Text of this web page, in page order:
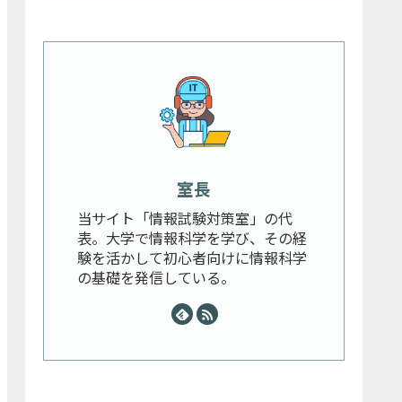
室長
当サイト「情報試験対策室」の代
表。大学で情報科学を学び、その経
験を活かして初心者向けに情報科学
の基礎を発信している。